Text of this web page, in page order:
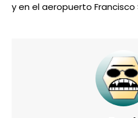
y en el aeropuerto